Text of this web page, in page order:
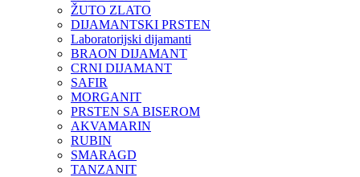
ŽUTO ZLATO
DIJAMANTSKI PRSTEN
Laboratorijski dijamanti
BRAON DIJAMANT
CRNI DIJAMANT
SAFIR
MORGANIT
PRSTEN SA BISEROM
AKVAMARIN
RUBIN
SMARAGD
TANZANIT